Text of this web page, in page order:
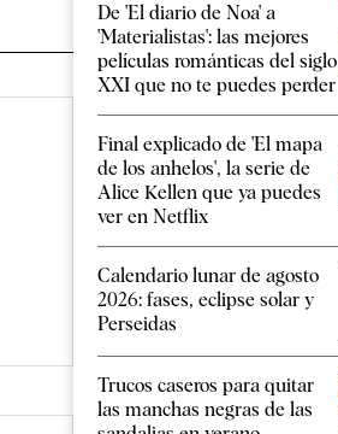
De 'El diario de Noa' a
'Materialistas': las mejores
películas románticas del siglo
XXI que no te puedes perder
Final explicado de 'El mapa
de los anhelos', la serie de
Alice Kellen que ya puedes
ver en Netflix
Calendario lunar de agosto
2026: fases, eclipse solar y
Perseidas
Trucos caseros para quitar
las manchas negras de las